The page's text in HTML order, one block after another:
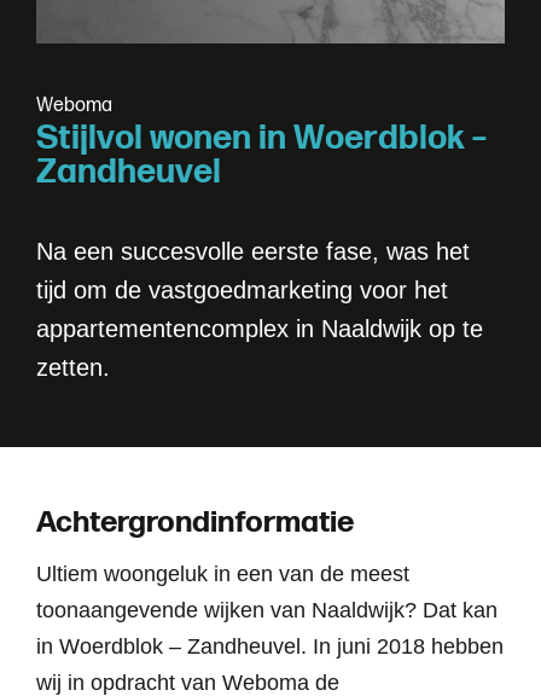
Weboma
Stijlvol wonen in Woerdblok–
Zandheuvel
Na een succesvolle eerste fase, was het
tijd om de vastgoedmarketing voor het
appartementencomplex in Naaldwijk op te
zetten.
Achtergrondinformatie
Ultiem woongeluk in een van de meest
toonaangevende wijken van Naaldwijk? Dat kan
in Woerdblok – Zandheuvel. In juni 2018 hebben
wij in opdracht van Weboma de